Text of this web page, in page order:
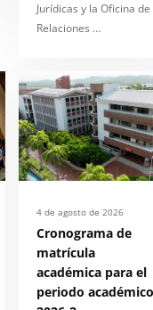
Jurídicas y la Oficina de
Relaciones …
4 de agosto de 2026
Cronograma de
matrícula
académica para el
periodo académico